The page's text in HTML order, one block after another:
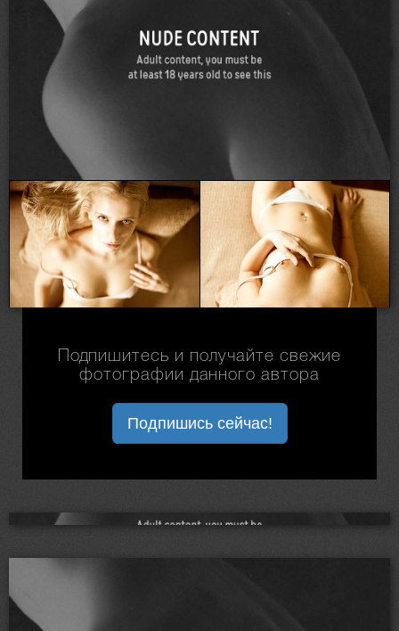
Подпишитесь и получайте свежие
фотографии данного автора
Подпишись сейчас!